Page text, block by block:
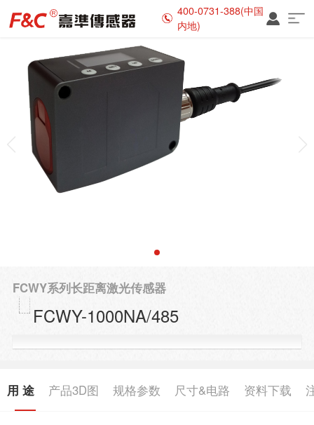
400-0731-388(中国
内地)
FCWY系列长距离激光传感器
FCWY-1000NA/485
用 途 产品3D图 规格参数 尺寸&电路 资料下载